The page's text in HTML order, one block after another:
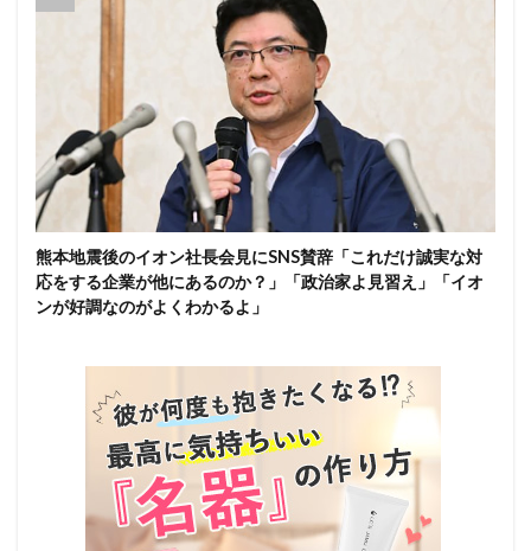
熊本地震後のイオン社長会見にSNS賛辞「これだけ誠実な対
応をする企業が他にあるのか？」「政治家よ見習え」「イオ
ンが好調なのがよくわかるよ」